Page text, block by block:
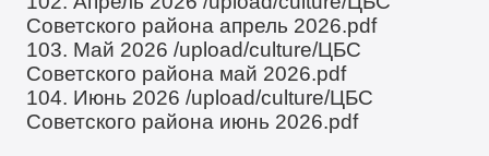
Советского района апрель 2026.pdf
103. Май 2026/upload/culture/ЦБС
Советского района май 2026.pdf
104. Июнь 2026/upload/culture/ЦБС
Советского района июнь 2026.pdf